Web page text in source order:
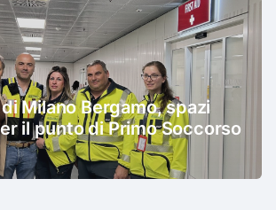
Milano Bergamo, spazi
il punto di Primo Soccorso